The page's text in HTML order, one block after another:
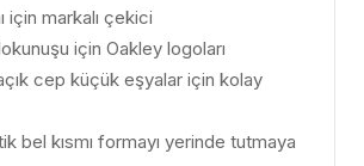
için markalı çekici
için Oakley logoları
cep küçük eşyalar için kolay
bel kısmı formayı yerinde tutmaya